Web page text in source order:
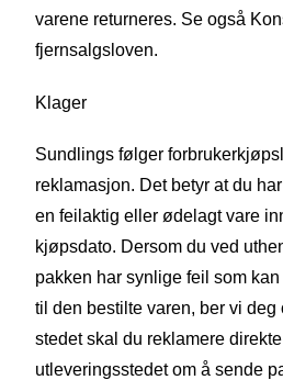
varene returneres. Se også
fjernsalgsloven.
Klager
Sundlings følger
reklamasjon. Det betyr at du
en feilaktig eller ødelagt vare
kjøpsdato. Dersom du ved
pakken har synlige feil som
til den bestilte varen, ber vi deg
stedet skal du reklamere
utleveringsstedet om å sende